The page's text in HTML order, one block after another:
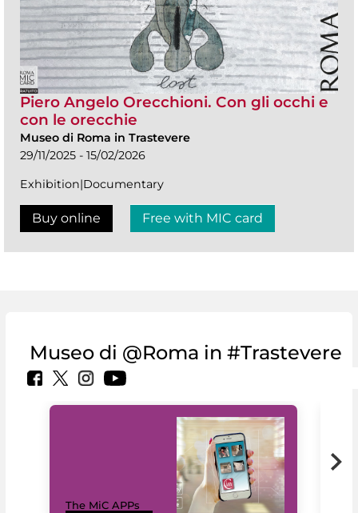
Piero Angelo Orecchioni. Con gli occhi e
con le orecchie
Museo di Roma in Trastevere
29/11/2025 - 15/02/2026
Exhibition|Documentary
Buy online Free with MIC card
Museo di @Roma in #Trastevere
The MiC APPs